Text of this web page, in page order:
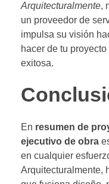
Arquitecturalmente,
un proveedor de
impulsa su visión
hacer de tu
exitosa.
En resumen de
ejecutivo de obra
en cualquier
Arquitecturalmente,